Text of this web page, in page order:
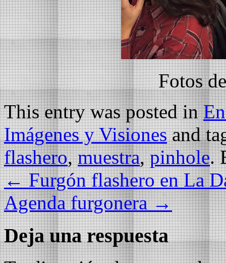
Fotos
This entry was posted in
Imágenes y Visionesand
flashero,muestra,pinhole.
←Furgón flashero en La
Agenda furgonera→
Deja una respuesta